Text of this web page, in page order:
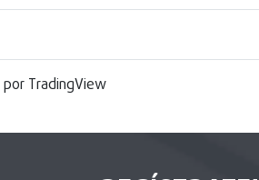
por TradingView